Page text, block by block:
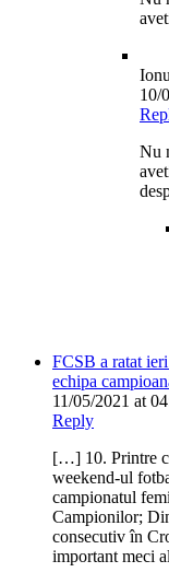
10/
Nu
FCSB a ratat
echipa
11/05/2021 at
Reply
[…] 10. Printre
weekend-ul
campionatul
Campionilor;
consecutiv în
important meci